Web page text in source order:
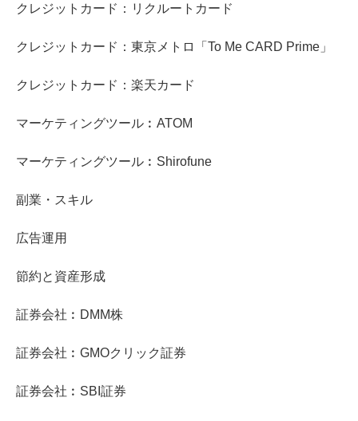
クレジットカード：リクルートカード
クレジットカード：東京メトロ「To Me CARD Prime」
クレジットカード：楽天カード
マーケティングツール︰ATOM
マーケティングツール︰Shirofune
副業・スキル
広告運用
節約と資産形成
証券会社︰DMM株
証券会社︰GMOクリック証券
証券会社︰SBI証券